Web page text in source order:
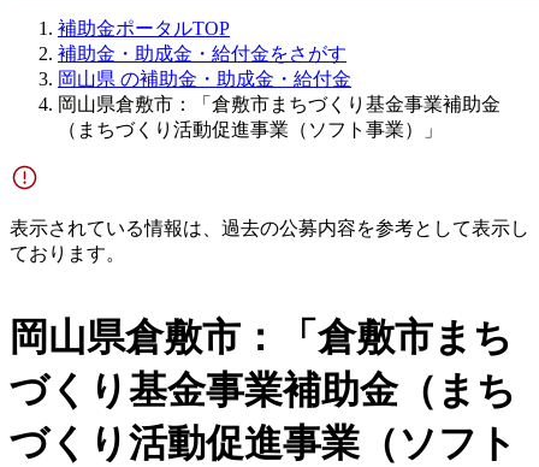
補助金ポータルTOP
補助金・助成金・給付金をさがす
岡山県 の補助金・助成金・給付金
岡山県倉敷市：「倉敷市まちづくり基金事業補助金
（まちづくり活動促進事業（ソフト事業）」
表示されている情報は、過去の公募内容を参考として表示し
ております。
岡山県倉敷市：「倉敷市まち
づくり基金事業補助金（まち
づくり活動促進事業（ソフト